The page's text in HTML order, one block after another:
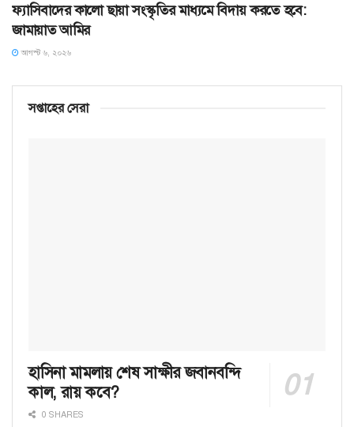
ফ্যাসিবাদের কালো ছায়া সংস্কৃতির মাধ্যমে বিদায় করতে হবে:
জামায়াত আমির
আগস্ট ৬, ২০২৬
সপ্তাহের সেরা
হাসিনা মামলায় শেষ সাক্ষীর জবানবন্দি
কাল, রায় কবে?
0 SHARES